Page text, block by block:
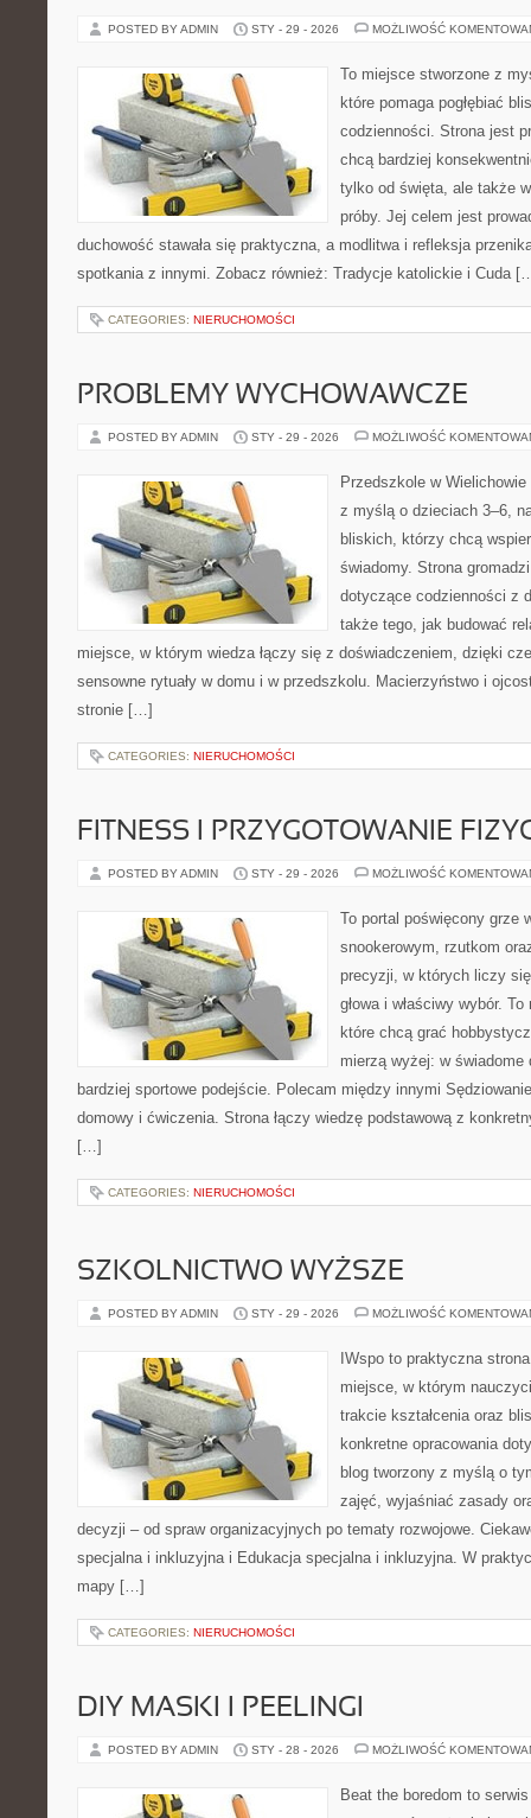
POSTED BY ADMIN STY - 29 - 2026 MOŻLIWOŚĆ
To miejsce stworzone z
które pomaga pogłębiać
codzienności. Strona jest
chcą bardziej
tylko od święta, ale także
próby. Jej celem jest
duchowość stawała się praktyczna, a modlitwa i refleksja
spotkania z innymi. Zobacz również: Tradycje katolickie i Cuda
CATEGORIES: NIERUCHOMOŚCI
PROBLEMY WYCHOWAWCZE
POSTED BY ADMIN STY - 29 - 2026 MOŻLIWOŚĆ
Przedszkole w
z myślą o dzieciach 3–6,
bliskich, którzy chcą
świadomy. Strona
dotyczące codzienności z
także tego, jak budować
miejsce, w którym wiedza łączy się z doświadczeniem, dzięki
sensowne rytuały w domu i w przedszkolu. Macierzyństwo i
stronie […]
CATEGORIES: NIERUCHOMOŚCI
FITNESS I PRZYGOTOWANIE
POSTED BY ADMIN STY - 29 - 2026 MOŻLIWOŚĆ
To portal poświęcony grze
snookerowym, rzutkom
precyzji, w których liczy
głowa i właściwy wybór.
które chcą grać
mierzą wyżej: w
bardziej sportowe podejście. Polecam między innymi
domowy i ćwiczenia. Strona łączy wiedzę podstawową z
[…]
CATEGORIES: NIERUCHOMOŚCI
SZKOLNICTWO WYŻSZE
POSTED BY ADMIN STY - 29 - 2026 MOŻLIWOŚĆ
IWspo to praktyczna
miejsce, w którym
trakcie kształcenia oraz
konkretne opracowania
blog tworzony z myślą o
zajęć, wyjaśniać zasady
decyzji – od spraw organizacyjnych po tematy rozwojowe.
specjalna i inkluzyjna i Edukacja specjalna i inkluzyjna. W
mapy […]
CATEGORIES: NIERUCHOMOŚCI
DIY MASKI I PEELINGI
POSTED BY ADMIN STY - 28 - 2026 MOŻLIWOŚĆ
Beat the boredom to